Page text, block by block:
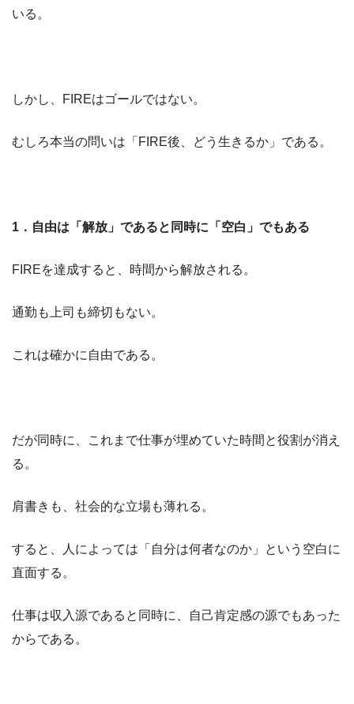
いる。
しかし、FIREはゴールではない。
むしろ本当の問いは「FIRE後、どう生きるか」である。
1 ．自由は「解放」であると同時に「空白」でもある
FIREを達成すると、時間から解放される。
通勤も上司も締切もない。
これは確かに自由である。
だが同時に、これまで仕事が埋めていた時間と役割が消え
る。
肩書きも、社会的な立場も薄れる。
すると、人によっては「自分は何者なのか」という空白に
直面する。
仕事は収入源であると同時に、自己肯定感の源でもあった
からである。